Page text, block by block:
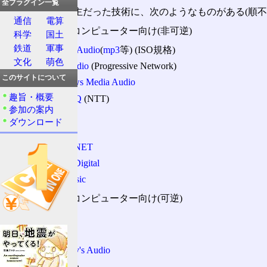
使われている、主だった技術に、次のようなものがある(順
パーソナルコンピューター向け(非可逆)
MPEG Audio(mp3等) (ISO規格)
RealAudio (Progressive Network)
Windows Media Audio
TwinVQ (NTT)
Vorbis
Speex
Dolby NET
Dolby Digital
a2b music
パーソナルコンピューター向け(可逆)
TTA
Monkey's Audio
全プラグイン一覧
通信
電算
科学
国土
鉄道
軍事
文化
萌色
このサイトについて
趣旨・概要
参加の案内
ダウンロード